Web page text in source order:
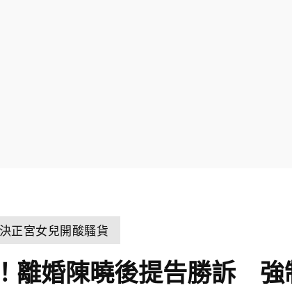
正宮女兒開酸騷貨
離婚陳曉後提告勝訴 強